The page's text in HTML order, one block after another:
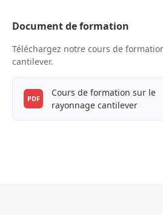
Document de formation
Téléchargez notre cours de
cantilever.
PDF
Cours de formation sur le
rayonnage cantilever